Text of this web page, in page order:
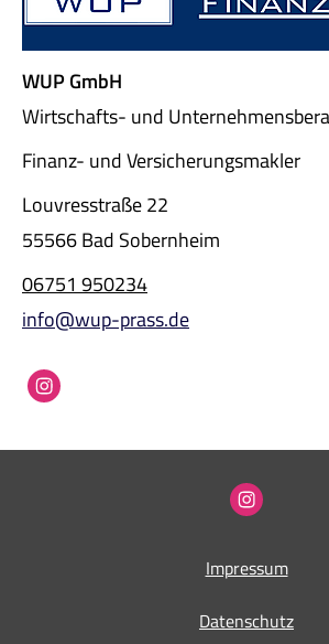
WUP GmbH
Wirtschafts- und
Finanz- und Ver­sicherungs­makler
Louvresstraße 22
55566 Bad Sobernheim
06751 950234
info@wup-prass.de
Impressum
Datenschutz